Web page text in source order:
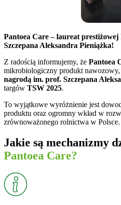
Pantoea Care – laureat
Szczepana Aleksandra Pieniążka!
Z radością informujemy, że Pantoea
mikrobiologiczny produkt nawozowy,
nagrodą im. prof. Szczepana
targów TSW 2025.
To wyjątkowe wyróżnienie jest
produktu oraz ogromny wkład w
zrównoważonego rolnictwa w Polsce.
Jakie są mechanizmy
Pantoea Care?